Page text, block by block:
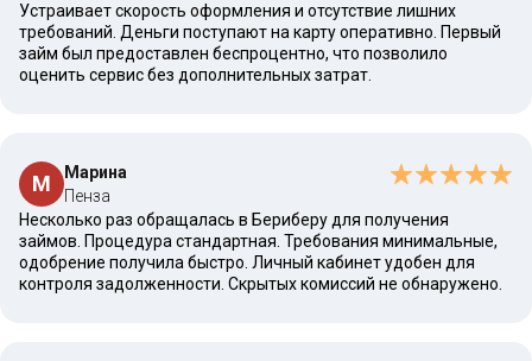
Устраивает скорость оформления и отсутствие лишних
требований. Деньги поступают на карту оперативно. Первый
займ был предоставлен беспроцентно, что позволило
оценить сервис без дополнительных затрат.
М
Марина
Пенза
Несколько раз обращалась в Бериберу для получения
займов. Процедура стандартная. Требования минимальные,
одобрение получила быстро. Личный кабинет удобен для
контроля задолженности. Скрытых комиссий не обнаружено.